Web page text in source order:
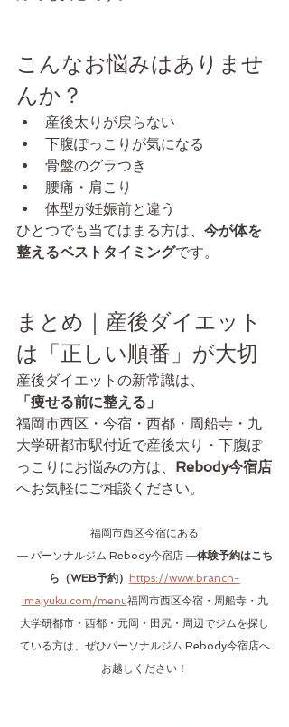
こんなお悩みはありませ
んか？
産後太りが戻らない
下腹ぽっこりが気になる
骨盤のグラつき
腰痛・肩こり
体型が妊娠前と違う
ひとつでも当てはまる方は、 今が体を
整えるベストタイミングです。
まとめ｜産後ダイエット
は「正しい順番」が大切
産後ダイエットの新常識は、
「痩せる前に整える」
福岡市西区・今宿・西都・周船寺・九
大学研都市駅付近で産後太り・下腹ぽ
っこりにお悩みの方は、 Rebody今宿店
へお気軽にご相談ください。
福岡市西区今宿にある
― パーソナルジム Rebody今宿店 ―体験予約はこち
ら（WEB予約） https://www.branch-
imajyuku.com/menu福岡市西区今宿・周船寺・九
大学研都市・西都・元岡・田尻・周辺でジムを探し
ている方は、ぜひパーソナルジム Rebody今宿店へ
お越しください！